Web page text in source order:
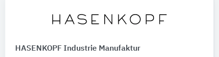
HASENKOPF Industrie Manufaktur